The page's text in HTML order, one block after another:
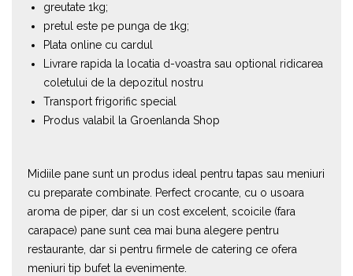
greutate 1kg;
pretul este pe punga de 1kg;
Plata online cu cardul
Livrare rapida la locatia d-voastra sau optional ridicarea
coletului de la depozitul nostru
Transport frigorific special
Produs valabil la Groenlanda Shop
Midiile pane sunt un produs ideal pentru tapas sau meniuri
cu preparate combinate. Perfect crocante, cu o usoara
aroma de piper, dar si un cost excelent, scoicile (fara
carapace) pane sunt cea mai buna alegere pentru
restaurante, dar si pentru firmele de catering ce ofera
meniuri tip bufet la evenimente.